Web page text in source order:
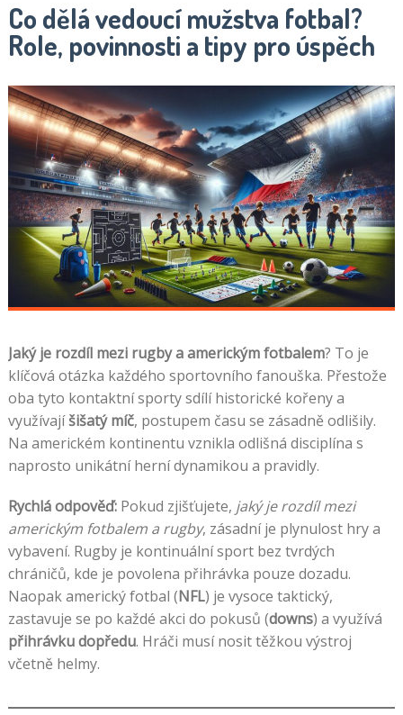
Co dělá vedoucí mužstva fotbal?
Role, povinnosti a tipy pro úspěch
Jaký je rozdíl mezi rugby a americkým fotbalem? To je
klíčová otázka každého sportovního fanouška. Přestože
oba tyto kontaktní sporty sdílí historické kořeny a
využívajíšišatý míč, postupem času se zásadně odlišily.
Na americkém kontinentu vznikla odlišná disciplína s
naprosto unikátní herní dynamikou a pravidly.
Rychlá odpověď:Pokud zjišťujete, jaký je rozdíl mezi
americkým fotbalem a rugby, zásadní je plynulost hry a
vybavení. Rugby je kontinuální sport bez tvrdých
chráničů, kde je povolena přihrávka pouze dozadu.
Naopak americký fotbal (NFL) je vysoce taktický,
zastavuje se po každé akci do pokusů (downs) a využívá
přihrávku dopředu. Hráči musí nosit těžkou výstroj
včetně helmy.